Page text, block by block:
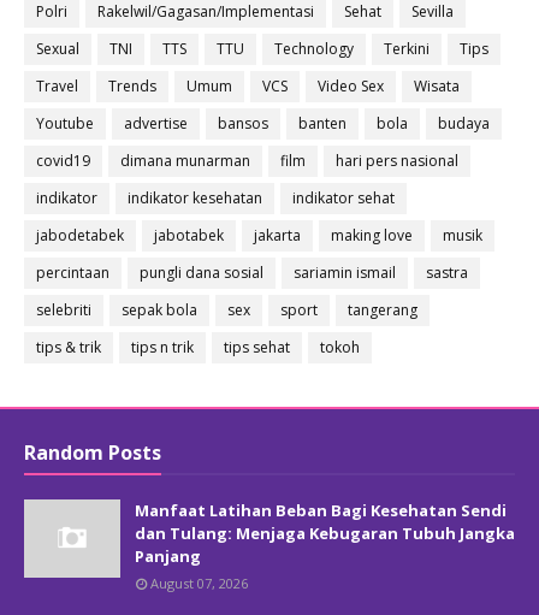
Polri
Rakelwil/Gagasan/Implementasi Sehat
Sevilla
Sexual
TNI TTS TTU Technology Terkini
Tips
Travel
Trends Umum VCS Video Sex
Wisata
Youtube
advertise bansos banten bola
budaya
covid19
dimana munarman film
hari pers nasional
indikator
indikator kesehatan
indikator sehat
jabodetabek
jabotabek jakarta making love
musik
percintaan
pungli dana sosial sariamin ismail
sastra
selebriti
sepak bola sex sport
tangerang
tips & trik
tips n trik tips sehat tokoh
Random Posts
Manfaat Latihan Beban Bagi Kesehatan Sendi
dan Tulang: Menjaga Kebugaran Tubuh Jangka
Panjang
August 07, 2026